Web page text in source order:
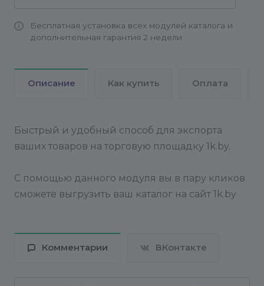
Бесплатная установка всех модулей каталога и
дополнительная гарантия 2 недели
Описание Как купить Оплата
Быстрый и удобный способ для экспорта
ваших товаров на торговую площадку 1k.by.
С помощью данного модуля вы в пару кликов
сможете выгрузить ваш каталог на сайт 1k.by
Комментарии ВКонтакте